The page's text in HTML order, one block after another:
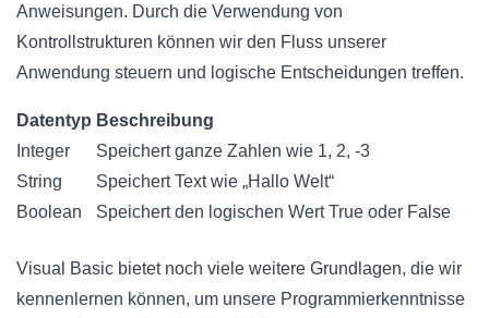
Anweisungen. Durch die Verwendung von
Kontrollstrukturen können wir den Fluss unserer
Anwendung steuern und logische Entscheidungen treffen.
Datentyp Beschreibung
Integer
Speichert ganze Zahlen wie 1, 2, -3
String
Speichert Text wie „Hallo Welt“
Boolean
Speichert den logischen Wert True oder False
Visual Basic bietet noch viele weitere Grundlagen, die wir
kennenlernen können, um unsere Programmierkenntnisse